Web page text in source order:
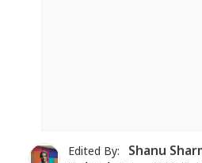
Edited By: Shanu